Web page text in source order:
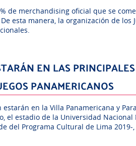
de merchandising oficial que se
esta manera, la organización de
EN LAS
PANAMERICANOS
en la Villa Panamericana y
el estadio de la Universidad
del Programa Cultural de Lima